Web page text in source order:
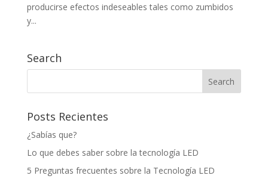
producirse efectos indeseables tales como zumbidos
y...
Search
Posts Recientes
¿Sabías que?
Lo que debes saber sobre la tecnología LED
5 Preguntas frecuentes sobre la Tecnología LED